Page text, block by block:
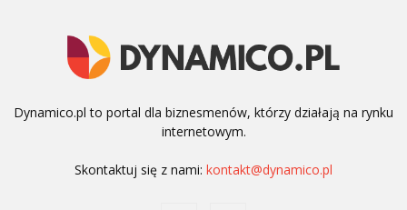
Dynamico.pl to portal dla biznesmenów, którzy działają na rynku
internetowym.
Skontaktuj się z nami: kontakt@dynamico.pl